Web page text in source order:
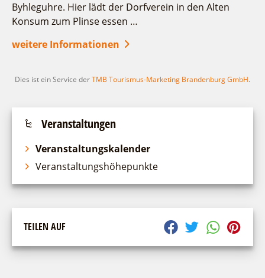
Byhleguhre. Hier lädt der Dorfverein in den Alten
Konsum zum Plinse essen …
weitere Informationen
Dies ist ein Service derTMB Tourismus-Marketing Brandenburg GmbH.
Veranstaltungen
Veranstaltungskalender
Veranstaltungshöhepunkte
TEILEN AUF